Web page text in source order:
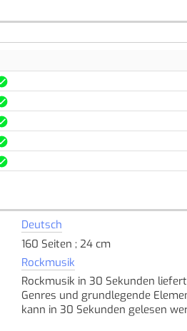
Deutsch
160 Seiten ; 24 cm
Rockmusik
Rockmusik in 30 Sekunden
Genres und grundlegende
kann in 30 Sekunden gelesen